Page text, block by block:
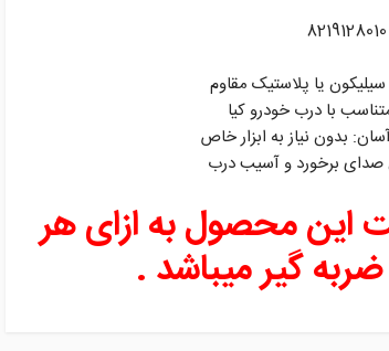
یا پلاستیک مقاوم
با درب خودرو کیا
بدون نیاز به ابزار خاص
برخورد و آسیب درب
این محصول به ازای هر
گیر میباشد .